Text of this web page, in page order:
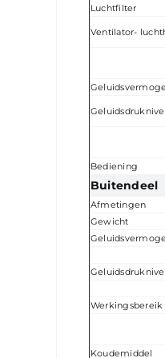
Luchtfilter
Ventilator-
Bediening
Buitendeel
Afmetingen
Gewicht
Werkingsbereik
Koudemiddel